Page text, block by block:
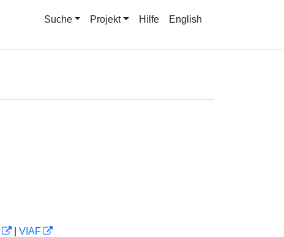
Suche Projekt Hilfe English
VIAF